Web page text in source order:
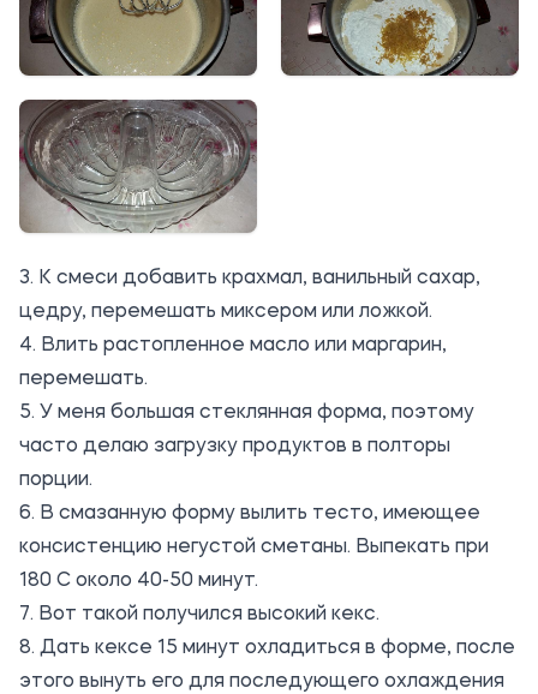
3. К смеси добавить крахмал, ванильный сахар,
цедру, перемешать миксером или ложкой.
4. Влить растопленное масло или маргарин,
перемешать.
5. У меня большая стеклянная форма, поэтому
часто делаю загрузку продуктов в полторы
порции.
6. В смазанную форму вылить тесто, имеющее
консистенцию негустой сметаны. Выпекать при
180 С около 40-50 минут.
7. Вот такой получился высокий кекс.
8. Дать кексe 15 минут охладиться в форме, после
этого вынуть его для последующего охлаждения